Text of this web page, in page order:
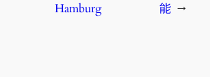
Hamburg
能 →